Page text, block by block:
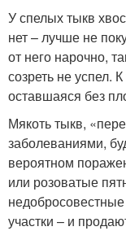
У спелых тыкв
нет – лучше не
от него нарочно,
созреть не успел.
оставшаяся без
Мякоть тыкв,
заболеваниями,
вероятном
или розоватые
участки – и